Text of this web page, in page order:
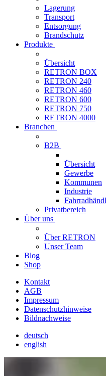
Lagerung
Transport
Entsorgung
Brandschutz
Produkte
Übersicht
RETRON BOX
RETRON 240
RETRON 460
RETRON 600
RETRON 750
RETRON 4000
Branchen
B2B
Übersicht
Gewerbe
Kommunen
Industrie
Privatbereich
Über uns
Über RETRON
Unser Team
Blog
Shop
Kontakt
AGB
Impressum
Datenschutzhinweise
Bildnachweise
deutsch
english